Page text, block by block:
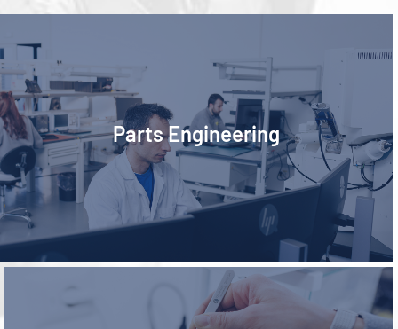
Parts Engineering